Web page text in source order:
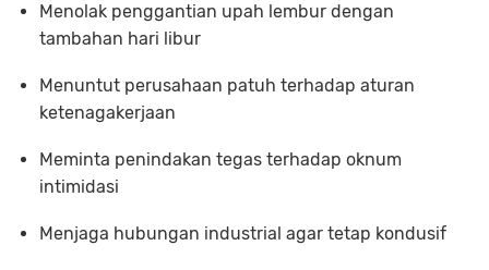
Menolak penggantian upah lembur dengan
tambahan hari libur
Menuntut perusahaan patuh terhadap aturan
ketenagakerjaan
Meminta penindakan tegas terhadap oknum
intimidasi
Menjaga hubungan industrial agar tetap kondusif